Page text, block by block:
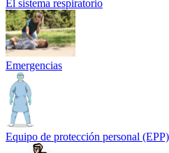
El sistema respiratorio
Emergencias
Equipo de protección personal (EPP)